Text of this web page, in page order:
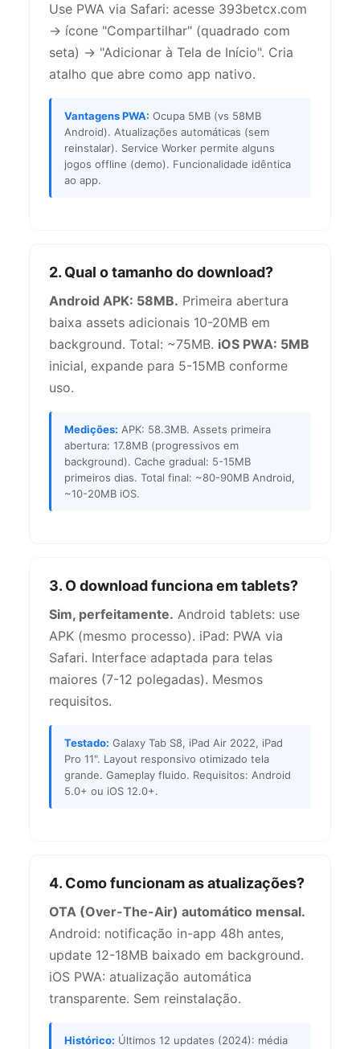
Use PWA via Safari: acesse 393betcx.com
→ ícone "Compartilhar" (quadrado com
seta) → "Adicionar à Tela de Início". Cria
atalho que abre como app nativo.
Vantagens PWA: Ocupa 5MB (vs 58MB
Android). Atualizações automáticas (sem
reinstalar). Service Worker permite alguns
jogos offline (demo). Funcionalidade idêntica
ao app.
2. Qual o tamanho do download?
Android APK: 58MB. Primeira abertura
baixa assets adicionais 10-20MB em
background. Total: ~75MB. iOS PWA: 5MB
inicial, expande para 5-15MB conforme
uso.
Medições: APK: 58.3MB. Assets primeira
abertura: 17.8MB (progressivos em
background). Cache gradual: 5-15MB
primeiros dias. Total final: ~80-90MB Android,
~10-20MB iOS.
3. O download funciona em tablets?
Sim, perfeitamente. Android tablets: use
APK (mesmo processo). iPad: PWA via
Safari. Interface adaptada para telas
maiores (7-12 polegadas). Mesmos
requisitos.
Testado: Galaxy Tab S8, iPad Air 2022, iPad
Pro 11". Layout responsivo otimizado tela
grande. Gameplay fluido. Requisitos: Android
5.0+ ou iOS 12.0+.
4. Como funcionam as atualizações?
OTA (Over-The-Air) automático mensal.
Android: notificação in-app 48h antes,
update 12-18MB baixado em background.
iOS PWA: atualização automática
transparente. Sem reinstalação.
Histórico: Últimos 12 updates (2024): média